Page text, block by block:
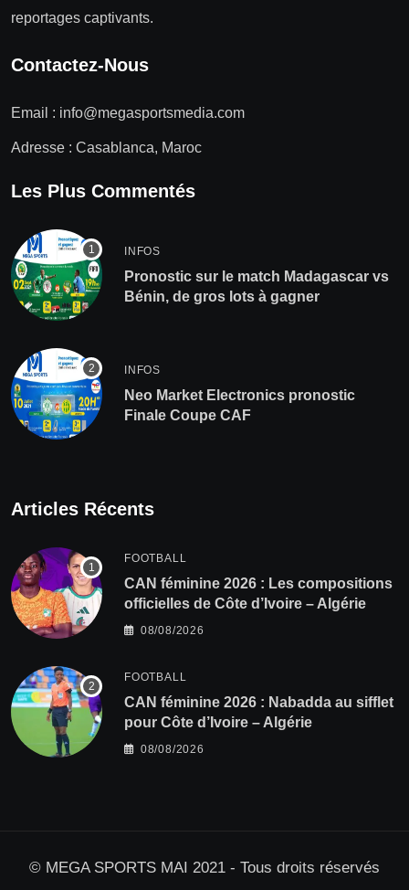
reportages captivants.
Contactez-Nous
Email : info@megasportsmedia.com
Adresse : Casablanca, Maroc
Les Plus Commentés
INFOS
Pronostic sur le match Madagascar vs
Bénin, de gros lots à gagner
INFOS
Neo Market Electronics pronostic
Finale Coupe CAF
Articles Récents
FOOTBALL
‎CAN féminine 2026 : Les compositions
officielles de Côte d’Ivoire – Algérie
08/08/2026
FOOTBALL
‎CAN féminine 2026 : Nabadda au sifflet
pour Côte d’Ivoire – Algérie
08/08/2026
© MEGA SPORTS MAI 2021 - Tous droits réservés